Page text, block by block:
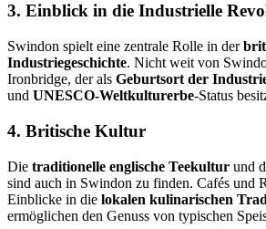
3. Einblick in die Industrielle
Swindon spielt eine zentrale Rolle in der
Industriegeschichte. Nicht weit von
Ironbridge, der als Geburtsort der
und UNESCO-Weltkulturerbe-Status
4. Britische Kultur
Die traditionelle englische Teekultur und
sind auch in Swindon zu finden. Cafés und
Einblicke in die lokalen kulinarischen
ermöglichen den Genuss von typischen